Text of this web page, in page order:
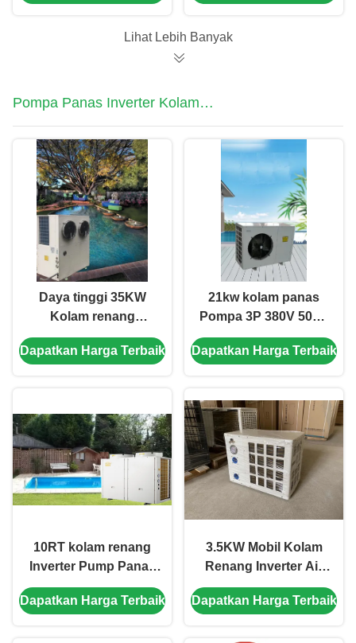
Lihat Lebih Banyak
Pompa Panas Inverter Kolam
Renang
Daya tinggi 35KW
Kolam renang
Inverter Pump Panas
sisi pembuangan
Dapatkan Harga Terbaik
21kw kolam panas
Pompa 3P 380V 50Hz
Inverter Air Sumber
Panas Pompa
Dapatkan Harga Terbaik
10RT kolam renang
Inverter Pump Panas
3N 380V 50Hz Power
Supply
Dapatkan Harga Terbaik
3.5KW Mobil Kolam
Renang Inverter Air
Source Pump Panas
Anti Korosi
Dapatkan Harga Terbaik